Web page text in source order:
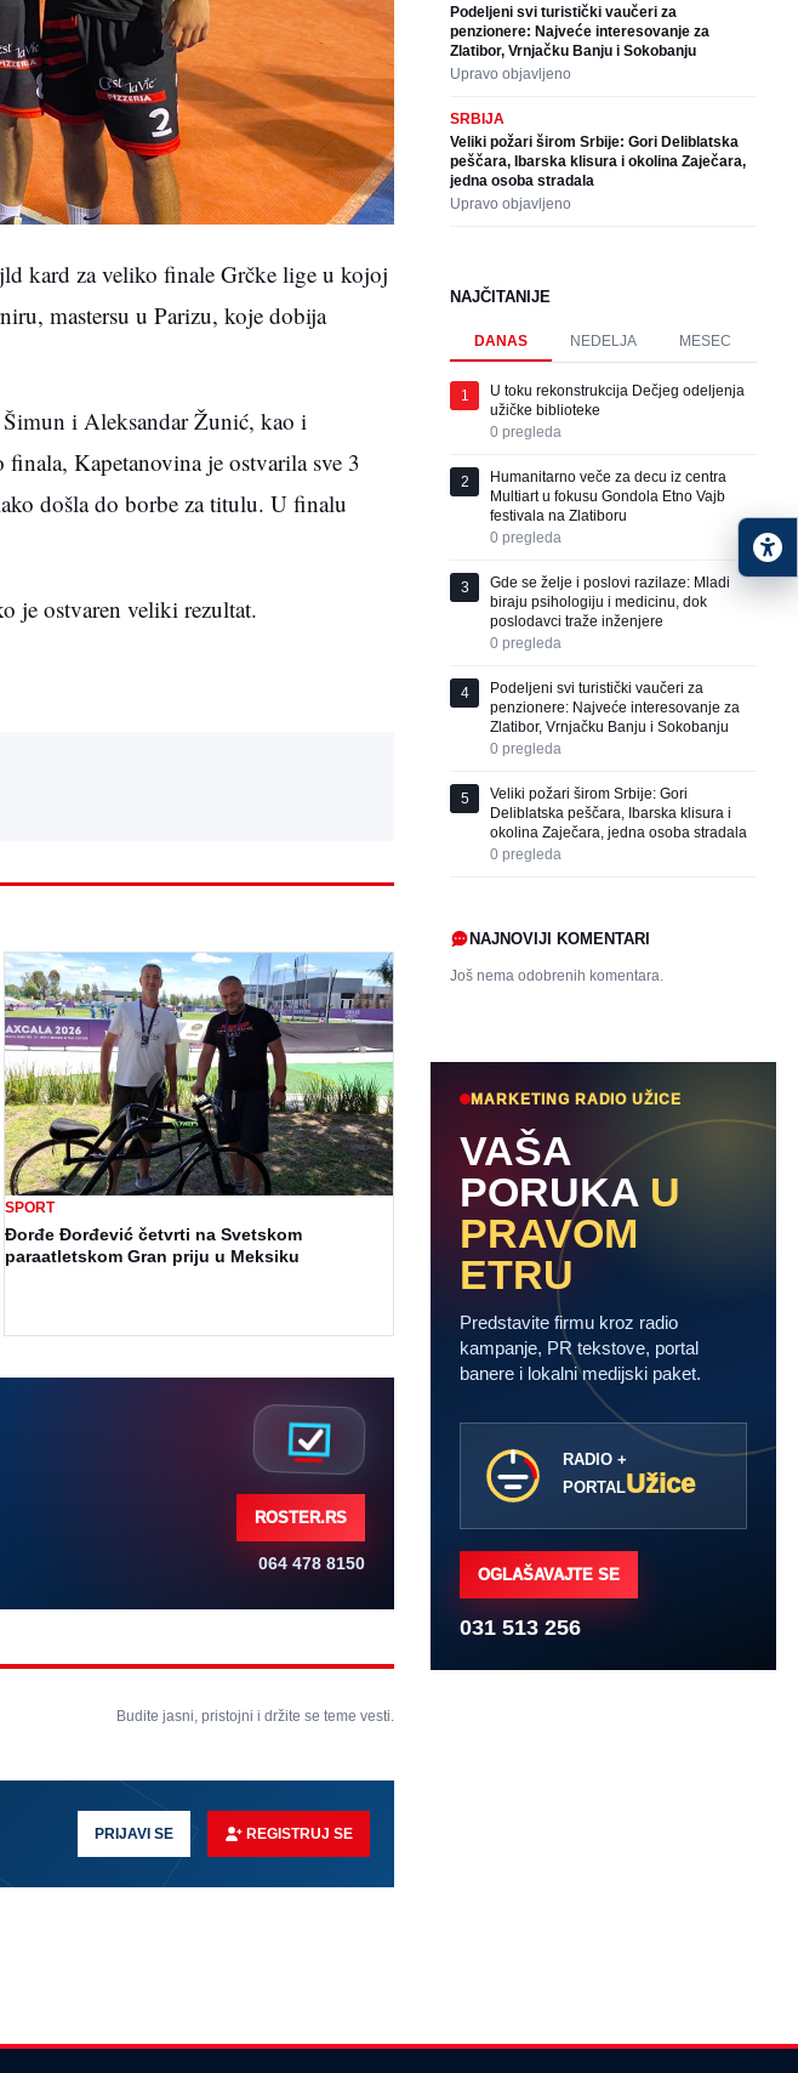
kard za veliko finale Grčke lige u kojoj
mastersu u Parizu, koje dobija
i Aleksandar Žunić, kao i
Kapetanovina je ostvarila sve 3
došla do borbe za titulu. U finalu
je ostvaren veliki rezultat.
SPORT
Đorđe Đorđević četvrti na Svetskom
paraatletskom Gran priju u Meksiku
ROSTER.RS
064 478 8150
Budite jasni, pristojni i držite se teme vesti.
PRIJAVI SE REGISTRUJ SE
Podeljeni svi turistički vaučeri za
penzionere: Najveće interesovanje za
Zlatibor, Vrnjačku Banju i Sokobanju
Upravo objavljeno
SRBIJA
Veliki požari širom Srbije: Gori Deliblatska
peščara, Ibarska klisura i okolina Zaječara,
jedna osoba stradala
Upravo objavljeno
NAJČITANIJE
DANAS NEDELJA MESEC
1
U toku rekonstrukcija Dečjeg odeljenja
užičke biblioteke
0 pregleda
2
Humanitarno veče za decu iz centra
Multiart u fokusu Gondola Etno Vajb
festivala na Zlatiboru
0 pregleda
3
Gde se želje i poslovi razilaze: Mladi
biraju psihologiju i medicinu, dok
poslodavci traže inženjere
0 pregleda
4
Podeljeni svi turistički vaučeri za
penzionere: Najveće interesovanje za
Zlatibor, Vrnjačku Banju i Sokobanju
0 pregleda
5
Veliki požari širom Srbije: Gori
Deliblatska peščara, Ibarska klisura i
okolina Zaječara, jedna osoba stradala
0 pregleda
NAJNOVIJI KOMENTARI
Još nema odobrenih komentara.
MARKETING RADIO UŽICE
VAŠA
PORUKA U
PRAVOM
ETRU
Predstavite firmu kroz radio
kampanje, PR tekstove, portal
banere i lokalni medijski paket.
RADIO +
PORTALUžice
OGLAŠAVAJTE SE
031 513 256